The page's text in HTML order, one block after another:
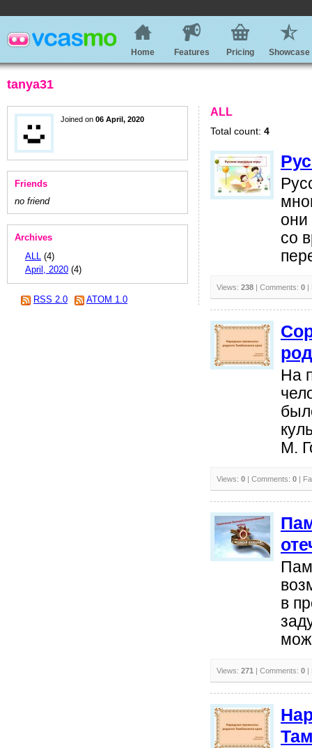
Home Features Pricing Showcase
tanya31
Joined on 06 April, 2020
Friends
no friend
Archives
ALL (4)
April, 2020 (4)
RSS 2.0 ATOM 1.0
ALL
Total count: 4
они
со
Views: 238 | Comments: 0 |
На
М.
Views: 0 | Comments: 0 |
в
Views: 271 | Comments: 0 |